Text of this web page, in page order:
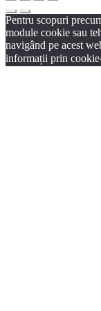
Pentru scopuri
module cookie sau
navigând pe acest
informații prin